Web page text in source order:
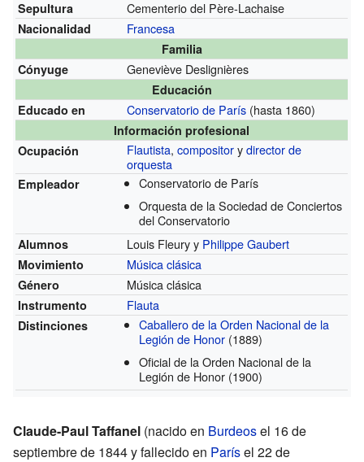
Sepultura Cementerio del Père-Lachaise
Nacionalidad Francesa
Familia
Cónyuge
Geneviève Deslignières
Educación
Educado en
Conservatorio de París (hasta 1860)
Información profesional
Ocupación
Flautista,compositorydirector de
orquesta
Empleador
Conservatorio de París
Orquesta de la Sociedad de Conciertos
del Conservatorio
Alumnos Louis Fleury y Philippe Gaubert
Movimiento Música clásica
Género Música clásica
Instrumento Flauta
Distinciones
Caballero de la Orden Nacional de la
Legión de Honor (1889)
Oficial de la Orden Nacional de la
Legión de Honor (1900)
Claude-Paul Taffanel (nacido en Burdeosel 16 de
septiembre de 1844 y fallecido en Parísel 22 de